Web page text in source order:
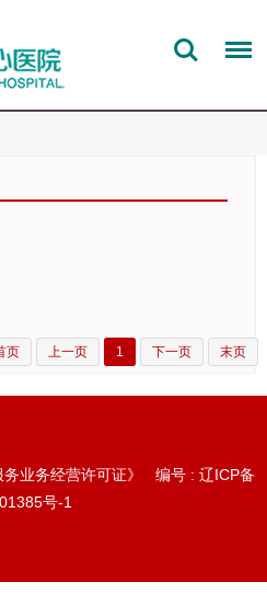
页 上一页 1 下一页 末页
务业务经营许可证》 编号 : 辽ICP备
号-1